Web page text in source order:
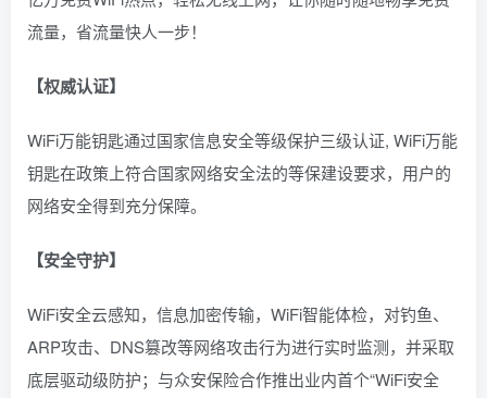
流量，省流量快人一步！
【权威认证】
WiFi万能钥匙通过国家信息安全等级保护三级认证, WiFi万能
钥匙在政策上符合国家网络安全法的等保建设要求，用户的
网络安全得到充分保障。
【安全守护】
WiFi安全云感知，信息加密传输，WiFi智能体检，对钓鱼、
ARP攻击、DNS篡改等网络攻击行为进行实时监测，并采取
底层驱动级防护；与众安保险合作推出业内首个“WiFi安全